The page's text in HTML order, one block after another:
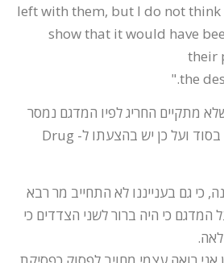
left with them, but I do not
show that it would have
their
the
מתקיים החריג לפיו המדגם נמסר
לאדם שהיה מחויב לשמרו בסוד ועל כן יש בהצעתו ל- Drug
כי גם בענייננו לא התחייב מר רבא
המדגם כי היה ברור לשני הצדדים כי